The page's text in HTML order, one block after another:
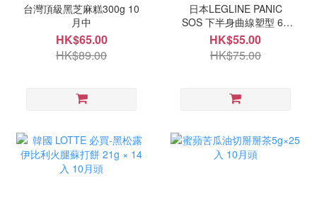
台灣頂級黑芝麻糕300g 10
月中
HK$65.00
HK$89.00
日本LEGLINE PANIC
SOS 下半身曲線塑型 60
錠 10月頭
HK$55.00
HK$75.00